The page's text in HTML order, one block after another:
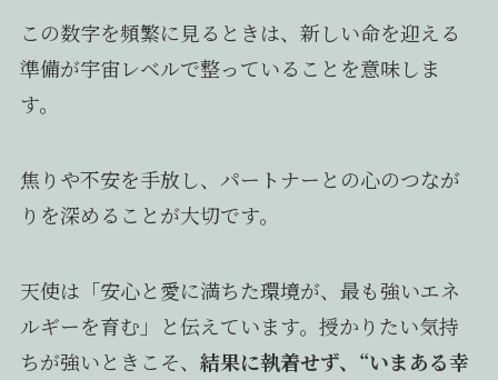
この数字を頻繁に見るときは、新しい命を迎える
準備が宇宙レベルで整っていることを意味しま
す。
焦りや不安を手放し、パートナーとの心のつなが
りを深めることが大切です。
天使は「安心と愛に満ちた環境が、最も強いエネ
ルギーを育む」と伝えています。授かりたい気持
ちが強いときこそ、 結果に執着せず、“いまある幸